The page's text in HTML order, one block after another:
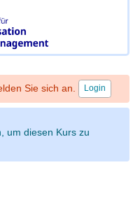
Sie sich an. Login
um diesen Kurs zu